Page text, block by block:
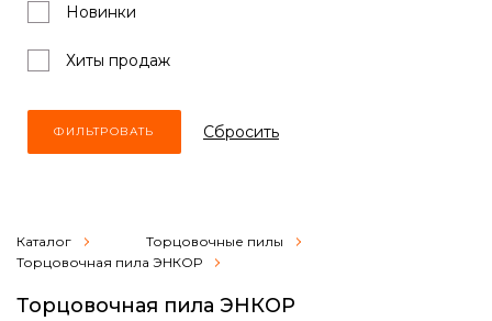
Новинки
Хиты продаж
Cбросить
Каталог
Торцовочные пилы
Торцовочная пила ЭНКОР
Торцовочная пила ЭНКОР